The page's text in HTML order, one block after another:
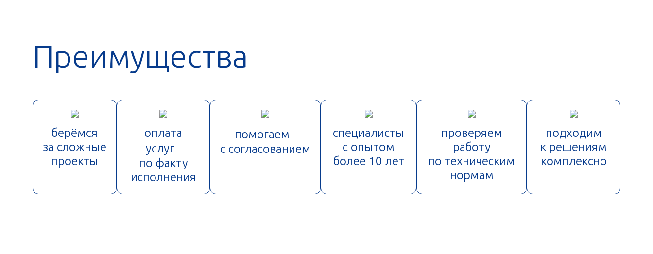
Преимущества
берёмся
за сложные
проекты
оплата
услуг
по факту
исполнения
помогаем
с согласованием
специалисты
с опытом
более 10 лет
проверяем
работу
по техническим
нормам
подходим
к решениям
комплексно